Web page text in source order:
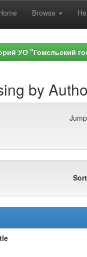
Browse
УО "Гомельский
by